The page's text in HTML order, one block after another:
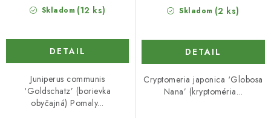
Skladom (12 ks)
DETAIL
Juniperus communis
‘Goldschatz’ (borievka
obyčajná) Pomaly...
Skladom (2 ks)
DETAIL
Cryptomeria japonica ‘Globosa
Nana’ (kryptoméria...